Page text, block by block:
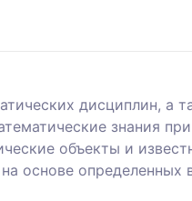
дисциплин, а
знания
объекты и
основе определенных